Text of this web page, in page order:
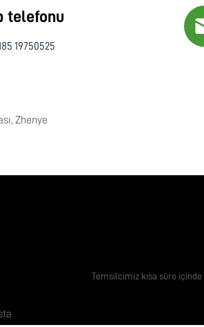
telefonu
19750525
Zhenye
Temsilcimiz kısa süre